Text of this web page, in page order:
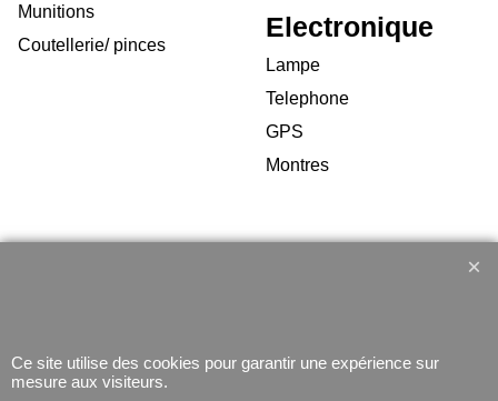
Munitions
Coutellerie/ pinces
Electronique
Lampe
Telephone
GPS
Montres
Ce site utilise des cookies pour garantir une expérience sur
mesure aux visiteurs.